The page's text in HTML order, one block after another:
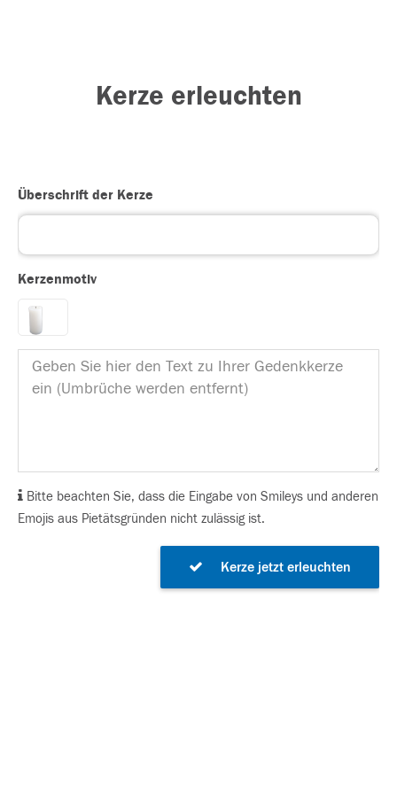
Kerze erleuchten
Überschrift der Kerze
Kerzenmotiv
Bitte beachten Sie, dass die Eingabe von Smileys und anderen
Emojis aus Pietätsgründen nicht zulässig ist.
Kerze jetzt erleuchten